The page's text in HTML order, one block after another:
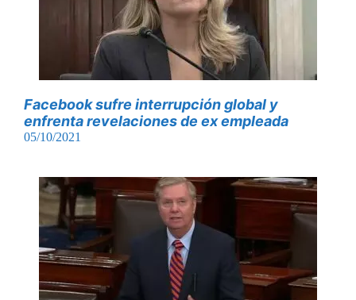
Facebook sufre interrupción global y
enfrenta revelaciones de ex empleada
05/10/2021